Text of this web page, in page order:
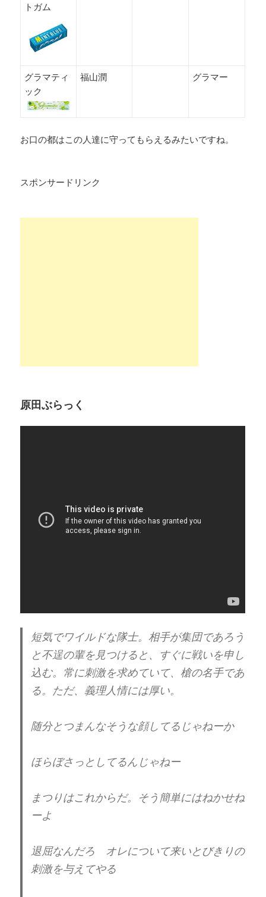
トガム
グラマティ
ック
福山潤 グラマー
お口の都はこの人達に守ってもらえるみたいですね。
スポンサードリンク
原田ぶらっく
短気でワイルドな隊士。相手が集団であろう
と不逞の輩を見つけると、すぐに戦いを申し
込む。常に刺激を求めていて、槍の名手であ
る。ただ、義理人情には厚い。
随分とつまんなそうな顔してるじゃねーか
ほらぼさっとしてるんじゃねー
まつりはこれからだ。そう簡単にはねかせね
ーよ
退屈なんだろ オレについて来いとびきりの
刺激を与えてやる